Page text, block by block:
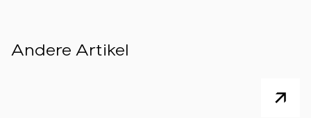
Andere Artikel